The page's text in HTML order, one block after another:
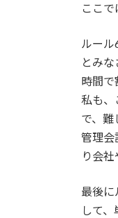
ここ
ルー
とみ
時間で
私も、
で、難
管理会
り会
最後に
して、